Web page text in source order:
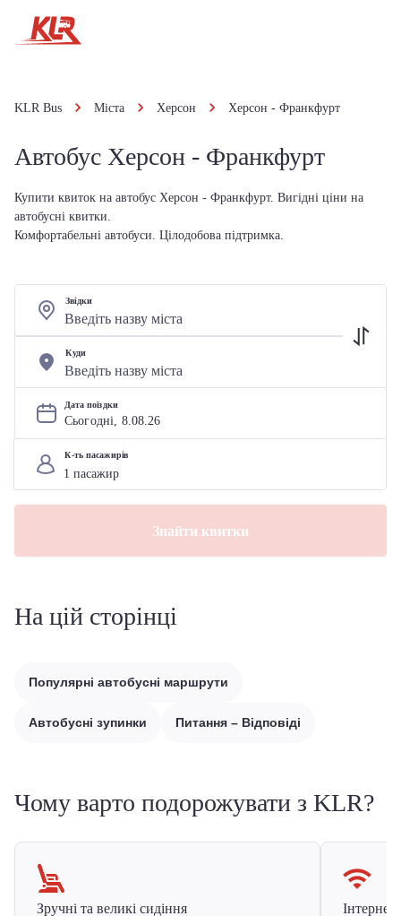
KLR Bus Міста Херсон Херсон - Франкфурт
Автобус Херсон - Франкфурт
Купити квиток на автобус Херсон - Франкфурт. Вигідні ціни на
автобусні квитки.
Комфортабельні автобуси. Цілодобова підтримка.
Звідки
Куди
Дата поїздки
Сьогодні, 8.08.26
К-ть пасажирів
Знайти квитки
На цій сторінці
Популярні автобусні маршрути
Автобусні зупинки Питання – Відповіді
Чому варто подорожувати з KLR?
Зручні та великі сидіння
Інтернет